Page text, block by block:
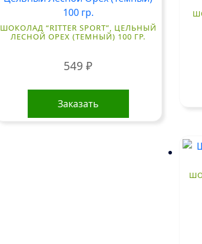
ШОКОЛАД “RITTER SPORT”, ЦЕЛЬНЫЙ
ЛЕСНОЙ ОРЕХ (ТЕМНЫЙ) 100 ГР.
549₽
Заказать